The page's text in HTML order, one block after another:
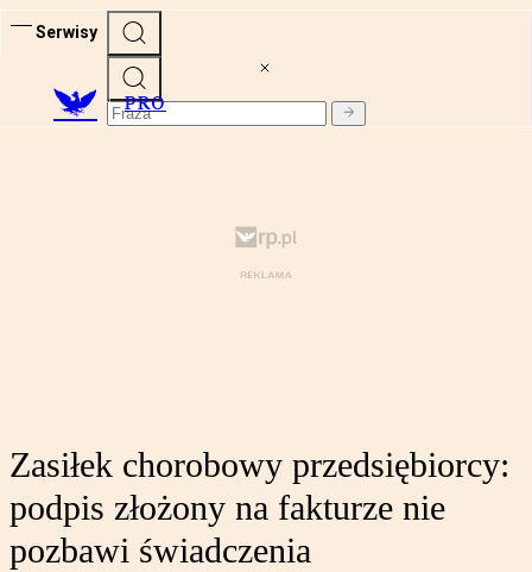
Serwisy
PRO
Zasiłek chorobowy przedsiębiorcy:
podpis złożony na fakturze nie
pozbawi świadczenia